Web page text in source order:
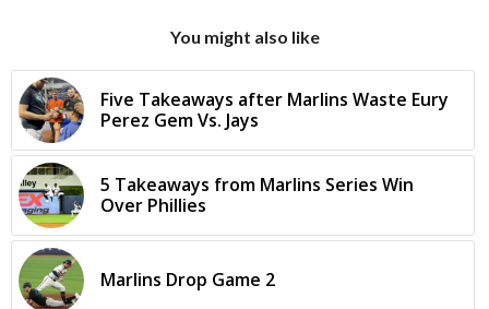
You might also like
Five Takeaways after Marlins Waste Eury
Perez Gem Vs. Jays
5 Takeaways from Marlins Series Win
Over Phillies
Marlins Drop Game 2